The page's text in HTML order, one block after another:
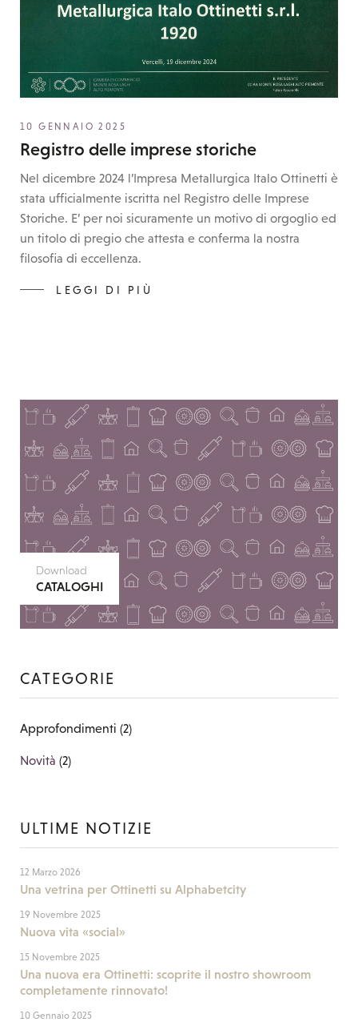
10 GENNAIO 2025
Registro delle imprese storiche
Nel dicembre 2024 l’Impresa Metallurgica Italo Ottinetti è
stata ufficialmente iscritta nel Registro delle Imprese
Storiche. E’ per noi sicuramente un motivo di orgoglio ed
un titolo di pregio che attesta e conferma la nostra
filosofia di eccellenza.
LEGGI DI PIÙ
Download
CATALOGHI
CATEGORIE
Approfondimenti (2)
Novità (2)
ULTIME NOTIZIE
Una vetrina per Ottinetti su Alphabetcity
12 Marzo 2026
Nuova vita «social»
19 Novembre 2025
Una nuova era Ottinetti: scoprite il nostro showroom
completamente rinnovato!
15 Novembre 2025
10 Gennaio 2025